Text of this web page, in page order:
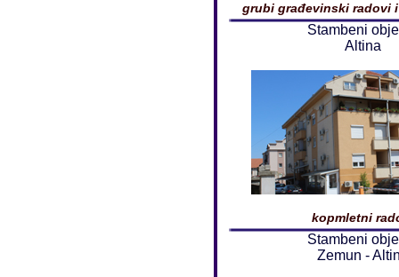
grubi građevinski radovi
Stambeni
Altina
kopmletni
Stambeni
Zemun -